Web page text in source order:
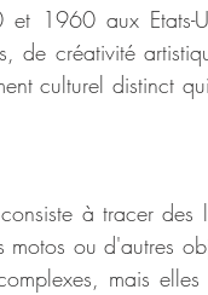
et 1960 aux Etats-
de créativité
culturel distinct
à tracer des
motos ou d'autres
mais elles